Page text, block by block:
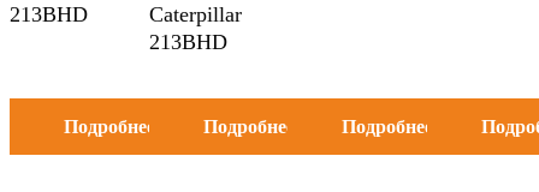
213BHD
Подробнее
Caterpillar
213BHD
Подробнее Подробнее